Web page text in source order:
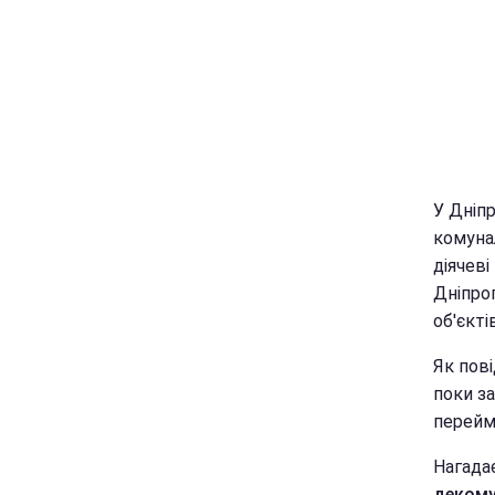
У
Як
поки